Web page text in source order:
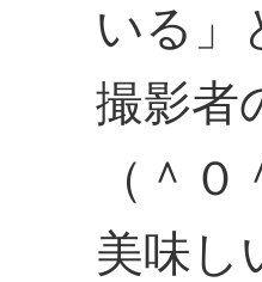
いる」
撮影者
（＾０
美味し